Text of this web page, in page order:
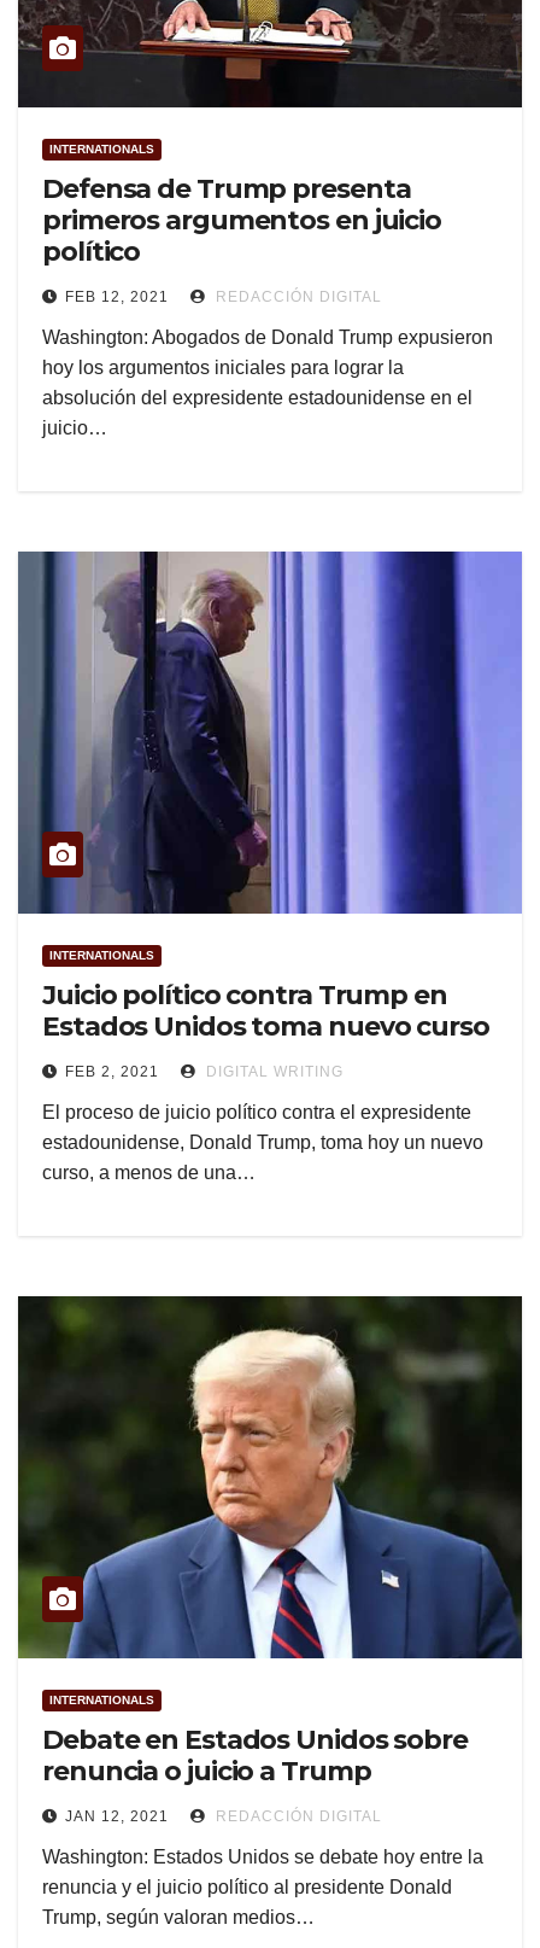
INTERNATIONALS
Defensa de Trump presenta
primeros argumentos en juicio
político
FEB 12, 2021 REDACCIÓN DIGITAL
Washington: Abogados de Donald Trump expusieron
hoy los argumentos iniciales para lograr la
absolución del expresidente estadounidense en el
juicio…
INTERNATIONALS
Juicio político contra Trump en
Estados Unidos toma nuevo curso
FEB 2, 2021 DIGITAL WRITING
El proceso de juicio político contra el expresidente
estadounidense, Donald Trump, toma hoy un nuevo
curso, a menos de una…
INTERNATIONALS
Debate en Estados Unidos sobre
renuncia o juicio a Trump
JAN 12, 2021 REDACCIÓN DIGITAL
Washington: Estados Unidos se debate hoy entre la
renuncia y el juicio político al presidente Donald
Trump, según valoran medios…